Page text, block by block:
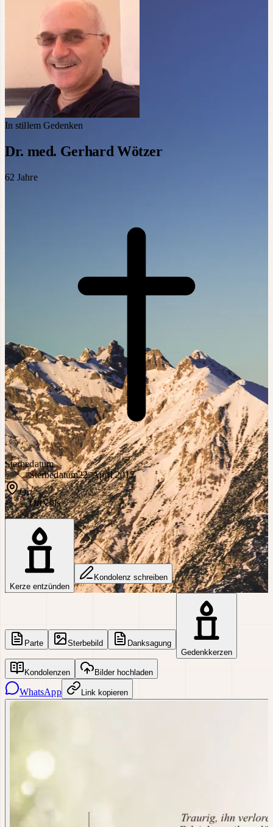
In stillem Gedenken
Dr. med. Gerhard Wötzer
62 Jahre
Sterbedatum
Sterbedatum22. April 2017
Ort
OrtVöls
Kerze entzünden
Kondolenz schreiben
Parte Sterbebild
Danksagung
Gedenkkerzen
Kondolenzen Bilder hochladen
WhatsApp Link kopieren